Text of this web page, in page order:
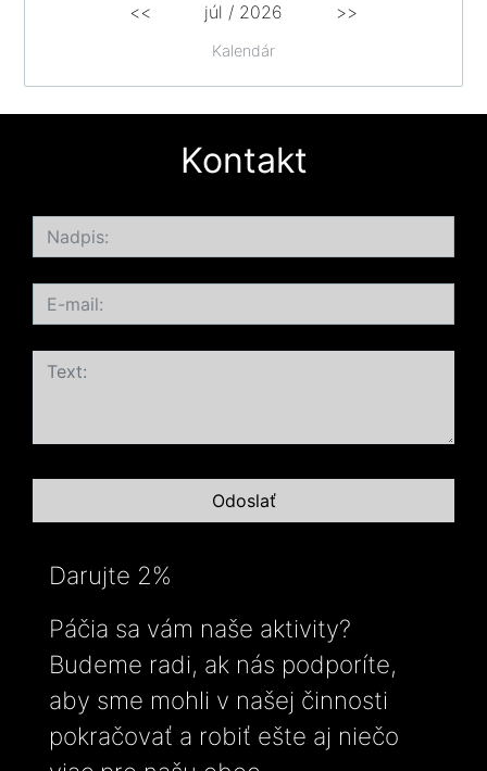
Kalendár
<< júl / 2026 >>
Kontakt
Darujte 2%
Páčia sa vám naše aktivity?
Budeme radi, ak nás podporíte,
aby sme mohli v našej činnosti
pokračovať a robiť ešte aj niečo